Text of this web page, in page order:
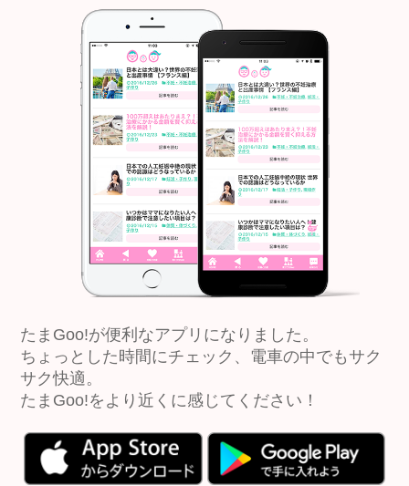
たまGoo!が便利なアプリになりました。
ちょっとした時間にチェック、電車の中でもサク
サク快適。
たまGoo!をより近くに感じてください！